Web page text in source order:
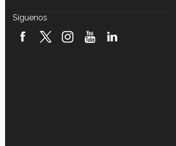
robótica FIRST 2026! (video)
Síguenos